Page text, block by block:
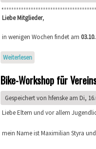
Liebe Mitglieder,
in wenigen Wochen findet am
Weiterlesen
Bike-Workshop für
Gespeichert von hfenske am Di,
Liebe Eltern und vor allem
mein Name ist Maximilian Styra